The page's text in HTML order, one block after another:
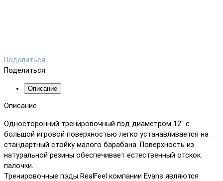
Поделиться
Поделиться
Описание
Описание
Односторонний тренировочный пэд диаметром 12″ с
большой игровой поверхностью легко устанавливается на
стандартный стойку малого барабана. Поверхность из
натуральной резины обеспечивает естественный отскок
палочки.
Тренировочные пэды RealFeel компании Evans являются